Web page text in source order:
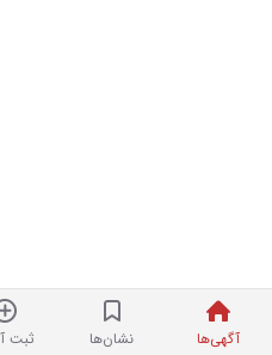
آگهی‌ها نشان‌ها ثبت